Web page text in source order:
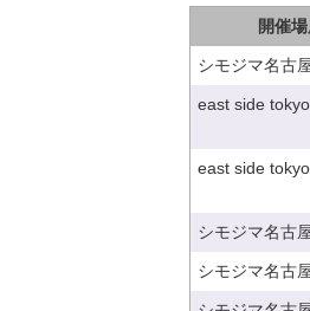
開催
シモジマ名古
east side tokyo
east side tokyo
シモジマ名古
シモジマ名古